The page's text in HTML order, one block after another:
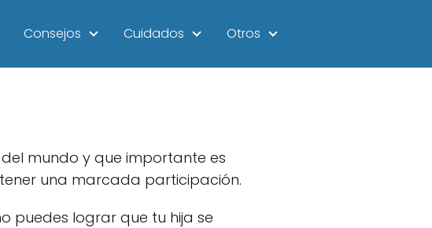
Consejos Cuidados Otros
mundo y que importante es
una marcada participación.
puedes lograr que tu hija se